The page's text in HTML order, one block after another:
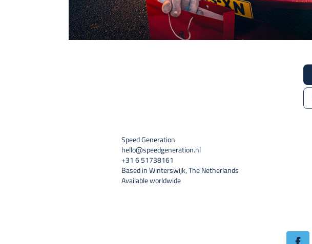
Speed Generation
hello@speedgeneration.nl
+31 6 51738161
Based in Winterswijk, The Netherlands
Available worldwide